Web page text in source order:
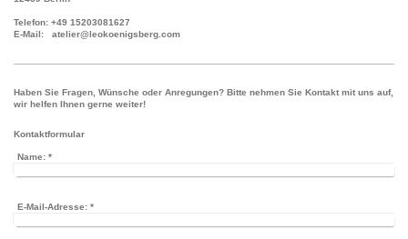
Telefon: +49 15203081627
E-Mail: atelier@leokoenigsberg.com
Haben Sie Fragen, Wünsche oder Anregungen? Bitte nehmen Sie Kontakt mit uns auf,
wir helfen Ihnen gerne weiter!
Kontaktformular
Name: *
E-Mail-Adresse: *